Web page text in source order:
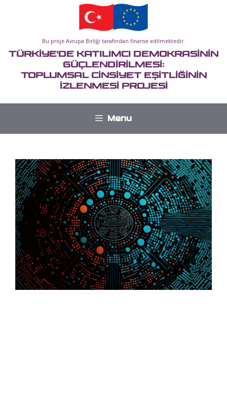
Bu proje Avrupa Birliği tarafından finanse edilmektedir.
TÜRKİYE'DE KATILIMCI DEMOKRASİNİN
GÜÇLENDİRİLMESİ:
TOPLUMSAL CİNSİYET EŞİTLİĞİNİN
İZLENMESİ PROJESİ
Menu